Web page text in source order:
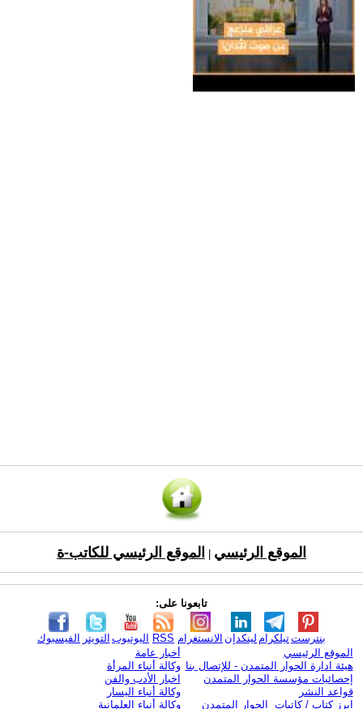
الموقع الرئيسي الموقع الرئيسي للكاتب-ة
تابعونا على:
الفيسبوك التويتر اليوتيوب RSS الانستغرام لينكدإن تيلكرامبنترست
الموقع الرئيسي
هيئة ادارة الحوار المتمدن - للإتصال بنا
إحصائيات مؤسسة الحوار المتمدن
قواعد النشر
ابرز كتاب / كاتبات الحوار المتمدن
أخبار عامة
وكالة أنباء المرأة
اخبار الأدب والفن
وكالة أنباء اليسار
وكالة أنباء العلمانية